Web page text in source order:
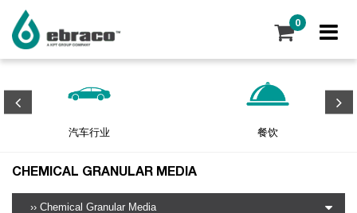
0
汽车行业 餐饮
CHEMICAL GRANULAR MEDIA